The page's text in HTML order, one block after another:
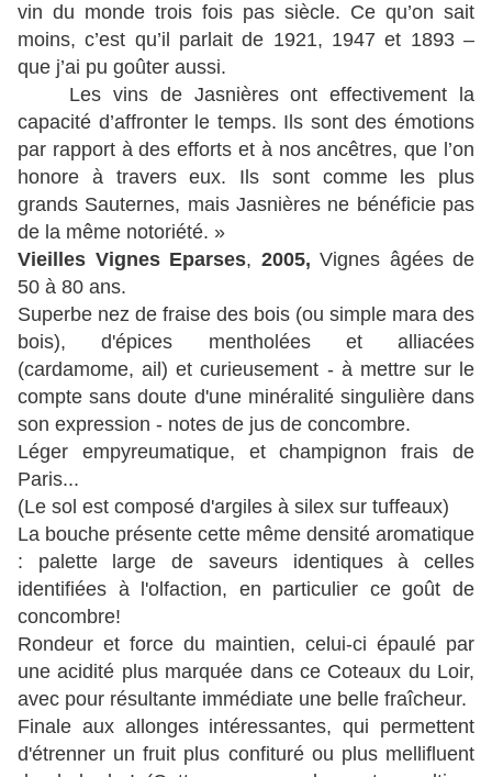
vin du monde trois fois pas siècle. Ce qu’on sait
moins, c’est qu’il parlait de 1921, 1947 et 1893 –
que j’ai pu goûter aussi.
Les vins de Jasnières ont effectivement la
capacité d’affronter le temps. Ils sont des émotions
par rapport à des efforts et à nos ancêtres, que l’on
honore à travers eux. Ils sont comme les plus
grands Sauternes, mais Jasnières ne bénéficie pas
de la même notoriété. »
Vieilles Vignes Eparses, 2005, Vignes âgées de
50 à 80 ans.
Superbe nez de fraise des bois (ou simple mara des
bois), d'épices mentholées et alliacées
(cardamome, ail) et curieusement - à mettre sur le
compte sans doute d'une minéralité singulière dans
son expression - notes de jus de concombre.
Léger empyreumatique, et champignon frais de
Paris...
(Le sol est composé d'argiles à silex sur tuffeaux)
La bouche présente cette même densité aromatique
: palette large de saveurs identiques à celles
identifiées à l'olfaction, en particulier ce goût de
concombre!
Rondeur et force du maintien, celui-ci épaulé par
une acidité plus marquée dans ce Coteaux du Loir,
avec pour résultante immédiate une belle fraîcheur.
Finale aux allonges intéressantes, qui permettent
d'étrenner un fruit plus confituré ou plus mellifluent